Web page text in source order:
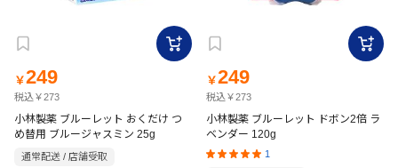
￥249
税込￥273
小林製薬 ブルーレット おくだけ つ
め替用 ブルージャスミン 25g
通常配送 / 店舗受取
￥249
税込￥273
小林製薬 ブルーレット ドボン2倍 ラ
ベンダー 120g
1